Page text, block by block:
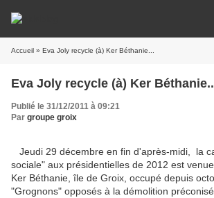
Accueil » Eva Joly recycle (à) Ker Béthanie...
Eva Joly recycle (à) Ker
Publié le 31/12/2011 à 09:21
Par groupe groix
Jeudi 29 décembre en fin d'après-midi, la
sociale" aux présidentielles de 2012 est
Ker Béthanie, île de Groix, occupé depuis
"Grognons" opposés à la démolition